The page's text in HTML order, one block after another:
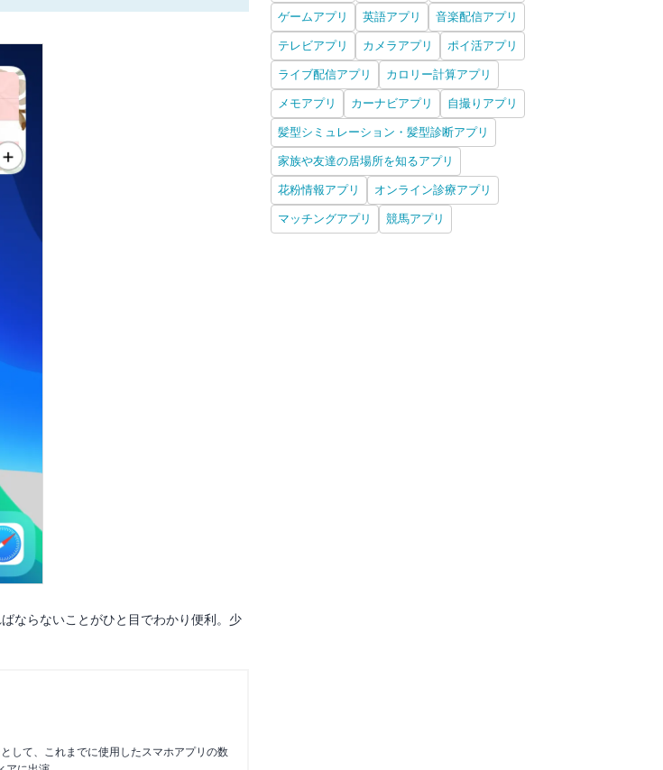
ならないことがひと目でわかり便利。少
して、これまでに使用したスマホアプリの数
ゲームアプリ 英語アプリ 音楽配信アプリ
テレビアプリ カメラアプリ ポイ活アプリ
ライブ配信アプリ カロリー計算アプリ
メモアプリ カーナビアプリ 自撮りアプリ
髪型シミュレーション・髪型診断アプリ
家族や友達の居場所を知るアプリ
花粉情報アプリ オンライン診療アプリ
マッチングアプリ 競馬アプリ